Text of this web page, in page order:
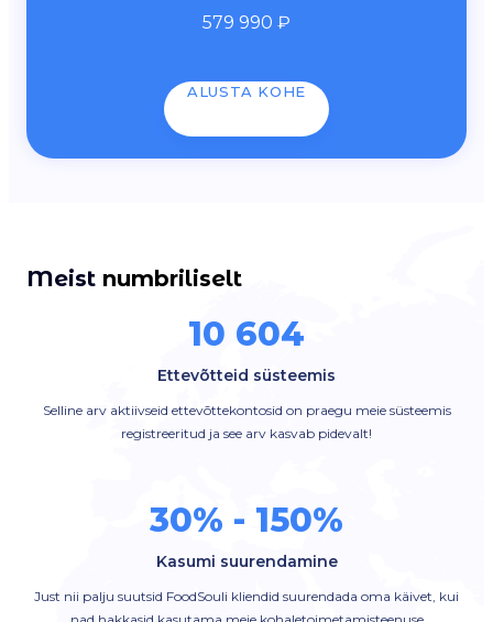
579 990 ₽
ALUSTA KOHE
Meist numbriliselt
10 604
Ettevõtteid süsteemis
Selline arv aktiivseid ettevõttekontosid on praegu meie süsteemis
registreeritud ja see arv kasvab pidevalt!
30% - 150%
Kasumi suurendamine
Just nii palju suutsid FoodSouli kliendid suurendada oma käivet, kui